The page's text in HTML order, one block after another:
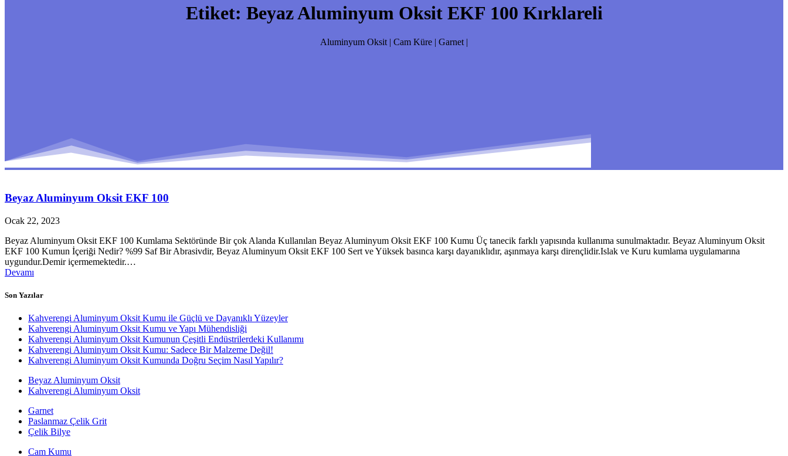
Etiket: Beyaz Aluminyum Oksit EKF 100 Kırklareli
Aluminyum Oksit | Cam Küre | Garnet |
Beyaz Aluminyum Oksit EKF 100
Ocak 22, 2023
Beyaz Aluminyum Oksit EKF 100 Kumlama Sektöründe Bir çok Alanda Kullanılan Beyaz Aluminyum Oksit EKF 100 Kumu Üç tanecik farklı yapısında kullanıma sunulmaktadır. Beyaz Aluminyum Oksit
EKF 100 Kumun İçeriği Nedir? %99 Saf Bir Abrasivdir, Beyaz Aluminyum Oksit EKF 100 Sert ve Yüksek basınca karşı dayanıklıdır, aşınmaya karşı dirençlidir.Islak ve Kuru kumlama uygulamarına
uygundur.Demir içermemektedir.…
Devamı
Son Yazılar
Kahverengi Aluminyum Oksit Kumu ile Güçlü ve Dayanıklı Yüzeyler
Kahverengi Aluminyum Oksit Kumu ve Yapı Mühendisliği
Kahverengi Aluminyum Oksit Kumunun Çeşitli Endüstrilerdeki Kullanımı
Kahverengi Aluminyum Oksit Kumu: Sadece Bir Malzeme Değil!
Kahverengi Aluminyum Oksit Kumunda Doğru Seçim Nasıl Yapılır?
Beyaz Aluminyum Oksit
Kahverengi Aluminyum Oksit
Garnet
Paslanmaz Çelik Grit
Çelik Bilye
Cam Kumu